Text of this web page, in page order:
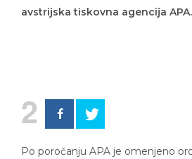
avstrijska tiskovna agencija APA.
2
Po poročanju APA je omenjeno